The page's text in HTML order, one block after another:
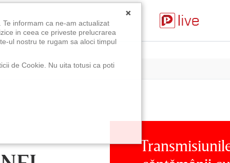
×
informam ca ne-am actualizat
in ceea ce priveste prelucrarea
ul nostru te rugam sa aloci timpul
de Cookie. Nu uita totusi ca poti